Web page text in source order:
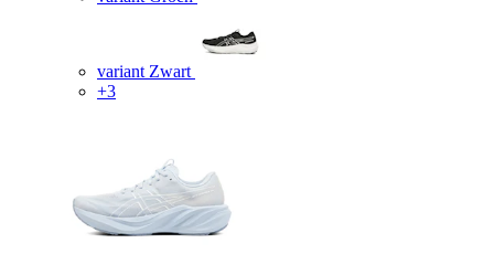
variant Zwart
+3